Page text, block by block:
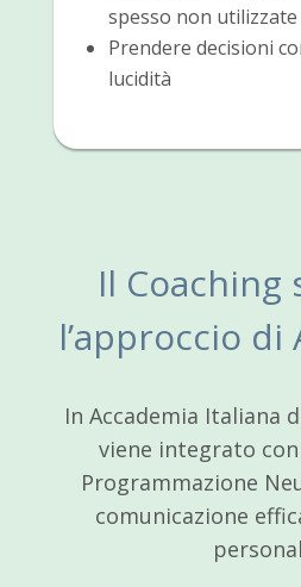
spesso non utilizzate
Prendere decisioni
lucidità
Il Coaching
l’approccio di
In Accademia Italiana
viene integrato
Programmazione
comunicazione